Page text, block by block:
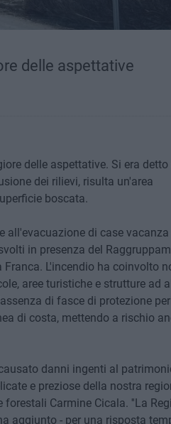
delle aspettative
delle aspettative. Si era detto
dei rilievi, risulta un'area
boscata.
all'evacuazione di case vacanza
in presenza del
L'incendio ha coinvolto
aree turistiche e strutture ad
di fasce di protezione
di costa, mettendo a rischio
danni ingenti al
e preziose della nostra
Carmine Cicala. ''La
aggiunto - per una risposta